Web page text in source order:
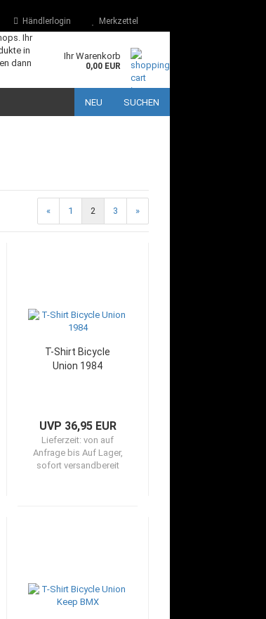
Händlerlogin Merkzettel
Ihr
in
dann
Ihr Warenkorb
0,00 EUR
NEU SUCHEN
« 1 2 3 »
T-Shirt Bicycle
Union 1984
UVP 36,95 EUR
Lieferzeit: von auf
Anfrage bis Auf Lager,
sofort versandbereit